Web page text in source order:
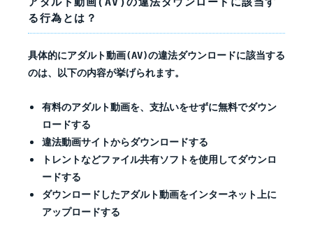
る行為とは？
具体的にアダルト動画(AV)の違法ダウンロードに該当する
のは、以下の内容が挙げられます。
有料のアダルト動画を、支払いをせずに無料でダウン
ロードする
違法動画サイトからダウンロードする
トレントなどファイル共有ソフトを使用してダウンロ
ードする
ダウンロードしたアダルト動画をインターネット上に
アップロードする